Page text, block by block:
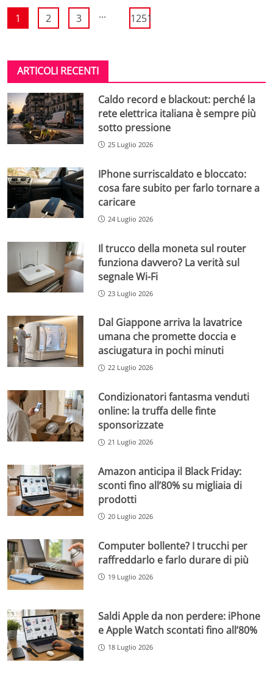
1 2 3 ... 1251
ARTICOLI RECENTI
Caldo record e blackout: perché la
rete elettrica italiana è sempre più
sotto pressione
25 Luglio 2026
IPhone surriscaldato e bloccato:
cosa fare subito per farlo tornare a
caricare
24 Luglio 2026
Il trucco della moneta sul router
funziona davvero? La verità sul
segnale Wi-Fi
23 Luglio 2026
Dal Giappone arriva la lavatrice
umana che promette doccia e
asciugatura in pochi minuti
22 Luglio 2026
Condizionatori fantasma venduti
online: la truffa delle finte
sponsorizzate
21 Luglio 2026
Amazon anticipa il Black Friday:
sconti fino all’80% su migliaia di
prodotti
20 Luglio 2026
Computer bollente? I trucchi per
raffreddarlo e farlo durare di più
19 Luglio 2026
Saldi Apple da non perdere: iPhone
e Apple Watch scontati fino all’80%
18 Luglio 2026